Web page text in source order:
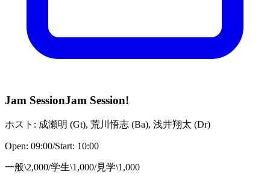
Jam SessionJam Session!
ホスト: 成瀬明 (Gt), 荒川悟志 (Ba), 浅井翔太 (Dr)
Open: 09:00/Start: 10:00
一般\2,000/学生\1,000/見学\1,000